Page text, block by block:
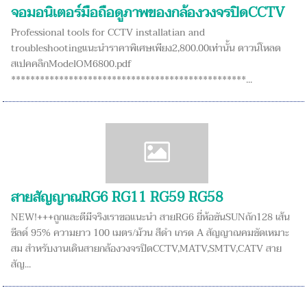
จอมอนิเตอร์มือถือดูภาพของกล้องวงจรปิดCCTV
Professional tools for CCTV installatian and
troubleshootingแนะนำราคาพิเศษเพียง2,800.00เท่านั้น ดาวน์โหลด
สเปคคลิกModelOM6800.pdf
*************************************************...
สายสัญญาณRG6 RG11 RG59 RG58
NEW!+++ถูกและดีมีจริงเราขอแนะนำ สายRG6 ยี่ห้อซันSUNถัก128 เส้น
ชีลด์ 95% ความยาว 100 เมตร/ม้วน สีดำ เกรด A สัญญาณคมชัดเหมาะ
สม สำหรับงานเดินสายกล้องวงจรปิดCCTV,MATV,SMTV,CATV สาย
สัญ...